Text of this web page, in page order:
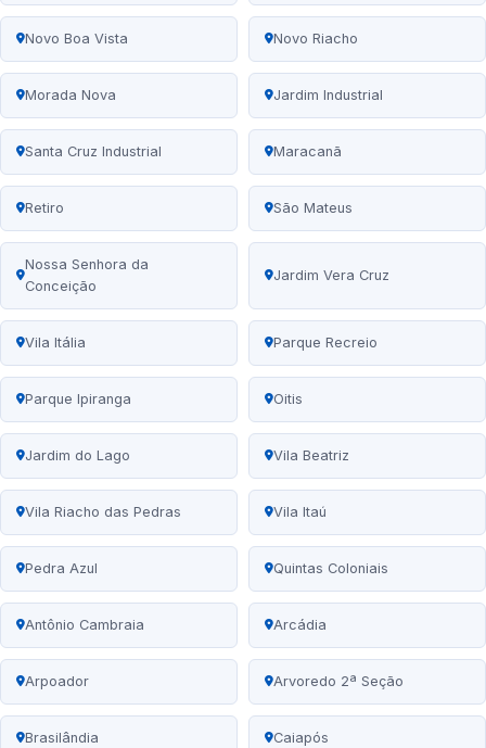
Novo Boa Vista Novo Riacho
Morada Nova Jardim Industrial
Santa Cruz Industrial Maracanã
Retiro São Mateus
Nossa Senhora da
Conceição
Jardim Vera Cruz
Vila Itália Parque Recreio
Parque Ipiranga Oitis
Jardim do Lago Vila Beatriz
Vila Riacho das Pedras Vila Itaú
Pedra Azul Quintas Coloniais
Antônio Cambraia Arcádia
Arpoador Arvoredo 2ª Seção
Brasilândia Caiapós